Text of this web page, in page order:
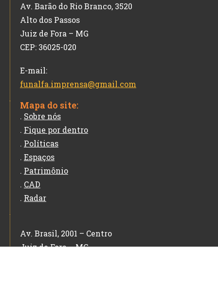
Av. Barão do Rio Branco, 3520
Alto dos Passos
Juiz de Fora – MG
CEP: 36025-020
E-mail:
funalfa.imprensa@gmail.com
Mapa do site:
. Sobre nós
. Fique por dentro
. Políticas
. Espaços
. Patrimônio
. CAD
. Radar
Av. Brasil, 2001 – Centro
Juiz de Fora – MG